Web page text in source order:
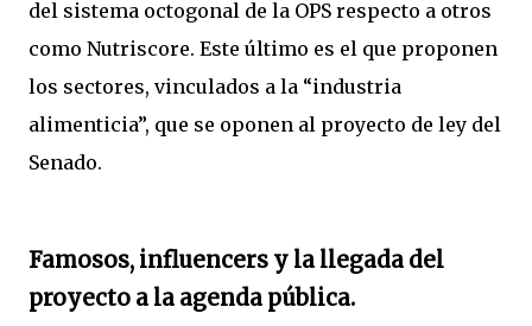
del sistema octogonal de la OPS respecto a otros
como Nutriscore. Este último es el que proponen
los sectores, vinculados a la “industria
alimenticia”, que se oponen al proyecto de ley del
Senado.
Famosos, influencers y la llegada del
proyecto a la agenda pública.